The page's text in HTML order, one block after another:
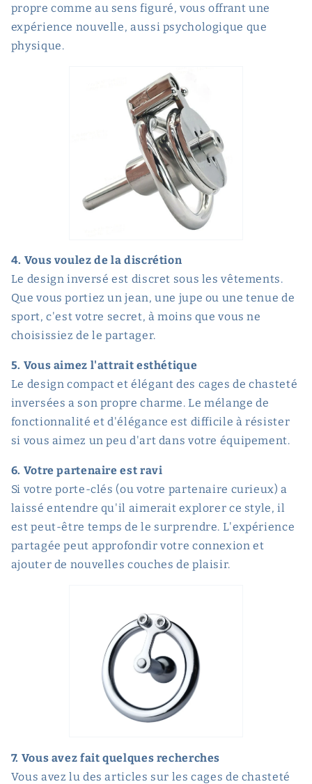
propre comme au sens figuré, vous offrant une
expérience nouvelle, aussi psychologique que
physique.
4. Vous voulez de la discrétion
Le design inversé est discret sous les vêtements.
Que vous portiez un jean, une jupe ou une tenue de
sport, c'est votre secret, à moins que vous ne
choisissiez de le partager.
5. Vous aimez l'attrait esthétique
Le design compact et élégant des cages de chasteté
inversées a son propre charme. Le mélange de
fonctionnalité et d'élégance est difficile à résister
si vous aimez un peu d'art dans votre équipement.
6. Votre partenaire est ravi
Si votre porte-clés (ou votre partenaire curieux) a
laissé entendre qu'il aimerait explorer ce style, il
est peut-être temps de le surprendre. L'expérience
partagée peut approfondir votre connexion et
ajouter de nouvelles couches de plaisir.
7. Vous avez fait quelques recherches
Vous avez lu des articles sur les cages de chasteté